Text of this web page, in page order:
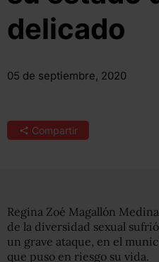
delicado
05 de septiembre, 2020
Compartir
Regina Zoé Magallón
de la diversidad sexual
un grave ataque, en el
que puso en riesgo su vida.